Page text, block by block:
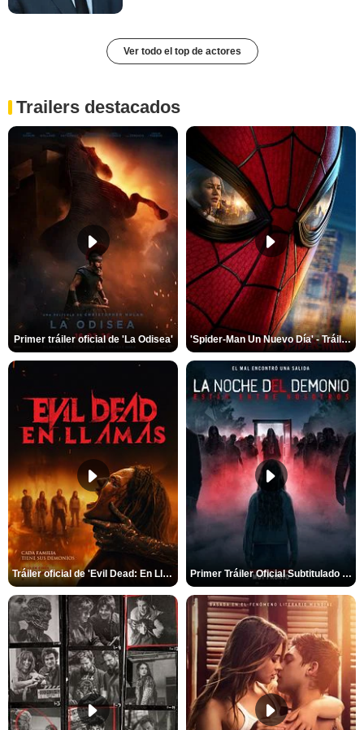
Ver todo el top de actores
Trailers destacados
Primer tráiler oficial de 'La Odisea' 'Spider-Man Un Nuevo Día' - Tráiler oficial subtitulado
Tráiler oficial de 'Evil Dead: En Llamas' Primer Tráiler Oficial Subtitulado de 'La Noche Del Demonio: Están Entre Nosotros'